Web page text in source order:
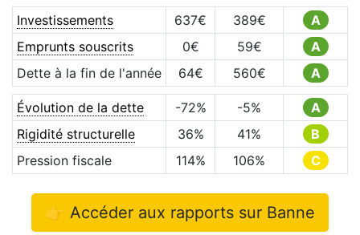
Investissements 637€ 389€
A
Emprunts souscrits
0€ 59€
A
Dette à la fin de l'année
64€ 560€ A
Évolution de la dette -72% -5%
A
Rigidité structurelle
36% 41%
B
Pression fiscale
114% 106% C
👉 Accéder aux rapports sur Banne